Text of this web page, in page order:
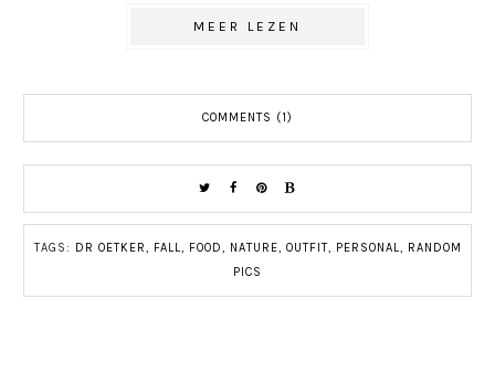
MEER LEZEN
COMMENTS (1)
TAGS: DR OETKER, FALL, FOOD, NATURE, OUTFIT, PERSONAL, RANDOM
PICS